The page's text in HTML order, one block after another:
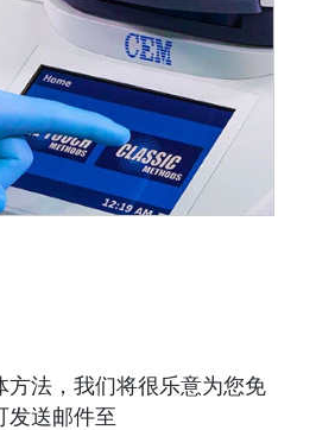
方法，我们将很乐意为您免
发送邮件至